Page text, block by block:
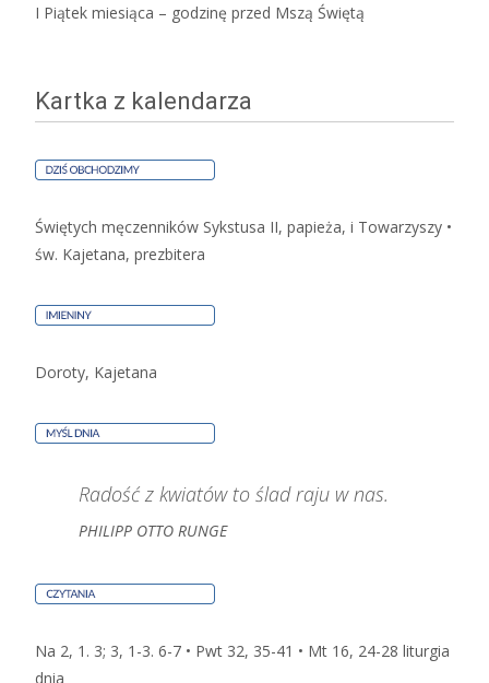
I Piątek miesiąca – godzinę przed Mszą Świętą
Kartka z kalendarza
Świętych męczenników Sykstusa II, papieża, i Towarzyszy •
św. Kajetana, prezbitera
Doroty, Kajetana
Radość z kwiatów to ślad raju w nas.
PHILIPP OTTO RUNGE
Na 2, 1. 3; 3, 1-3. 6-7 • Pwt 32, 35-41 • Mt 16, 24-28 liturgia
dnia